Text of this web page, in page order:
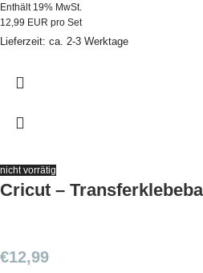
Enthält 19% MwSt.
12,99 EUR pro Set
Lieferzeit: ca. 2-3 Werktage
nicht vorrätig
Cricut –
€12,99